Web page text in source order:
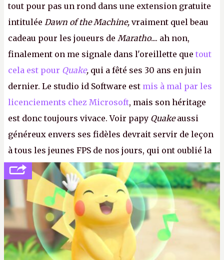
tout pour pas un rond dans une extension gratuite
intitulée Dawn of the Machine, vraiment quel beau
cadeau pour les joueurs de Maratho.... ah non,
finalement on me signale dans l'oreillette que tout
cela est pour Quake, qui a fêté ses 30 ans en juin
dernier. Le studio id Software est mis à mal par les
licenciements chez Microsoft, mais son héritage
est donc toujours vivace. Voir papy Quakeaussi
généreux envers ses fidèles devrait servir de leçon
à tous les jeunes FPS de nos jours, qui ont oublié la
politesse et le respect envers leurs joueurs et les
anciens. Il leur faudrait une bonne guerre des
consoles à ces petits cons !